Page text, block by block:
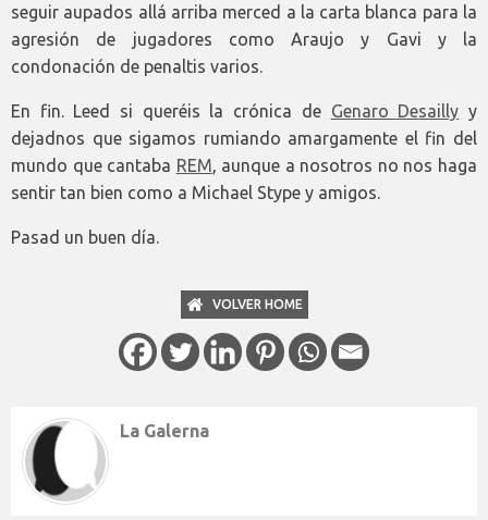
seguir aupados allá arriba merced a la carta blanca para la
agresión de jugadores como Araujo y Gavi y la
condonación de penaltis varios.
En fin. Leed si queréis la crónica de Genaro Desailly y
dejadnos que sigamos rumiando amargamente el fin del
mundo que cantaba REM, aunque a nosotros no nos haga
sentir tan bien como a Michael Stype y amigos.
Pasad un buen día.
VOLVER HOME
La Galerna